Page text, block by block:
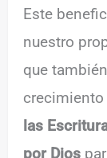
Este
nuestro
que
las
por Dios